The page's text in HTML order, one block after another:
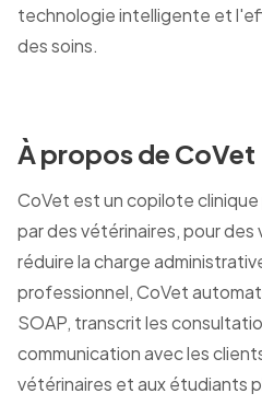
technologie intelligente et
des soins.
À propos de CoVet
CoVet est un copilote
par des vétérinaires, pour
réduire la charge
professionnel, CoVet
SOAP, transcrit les
communication avec les
vétérinaires et aux étudiants